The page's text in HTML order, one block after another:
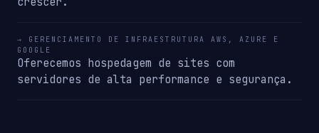
→ GERENCIAMENTO DE INFRAESTRUTURA AWS, AZURE E
GOOGLE
Oferecemos hospedagem de sites com
servidores de alta performance e segurança.